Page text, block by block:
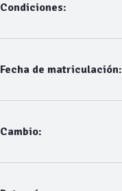
Condiciones:
Fecha de matriculación:
Cambio: